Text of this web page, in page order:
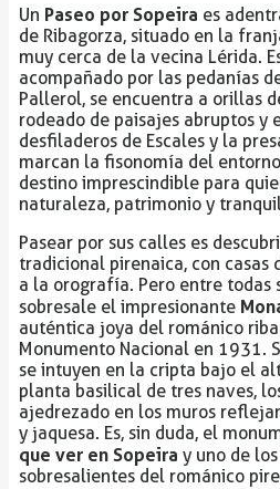
Un Paseo por Sopeira es
de Ribagorza, situado en la
muy cerca de la vecina Lérida.
acompañado por las pedanías
Pallerol, se encuentra a orillas
rodeado de paisajes abruptos y
desfiladeros de Escales y la
marcan la fisonomía del
destino imprescindible para
naturaleza, patrimonio y
Pasear por sus calles es
tradicional pirenaica, con casas
a la orografía. Pero entre todas
sobresale el impresionante
auténtica joya del románico
Monumento Nacional en 1931.
se intuyen en la cripta bajo el
planta basilical de tres naves,
ajedrezado en los muros
y jaquesa. Es, sin duda, el
que ver en Sopeira y uno de
sobresalientes del románico